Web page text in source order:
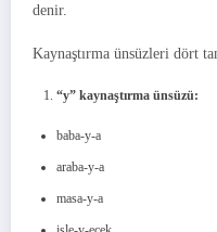
denir.
Kaynaştırma ünsüzleri dört
“y” kaynaştırma ünsüzü:
baba-y-a
araba-y-a
masa-y-a